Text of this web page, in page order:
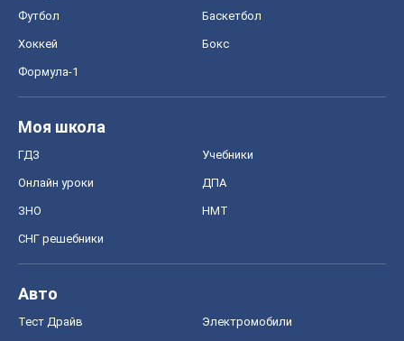
Футбол Баскетбол
Хоккей Бокс
Формула-1
Моя школа
ГДЗ Учебники
Онлайн уроки ДПА
ЗНО НМТ
СНГ решебники
Авто
Тест Драйв Электромобили